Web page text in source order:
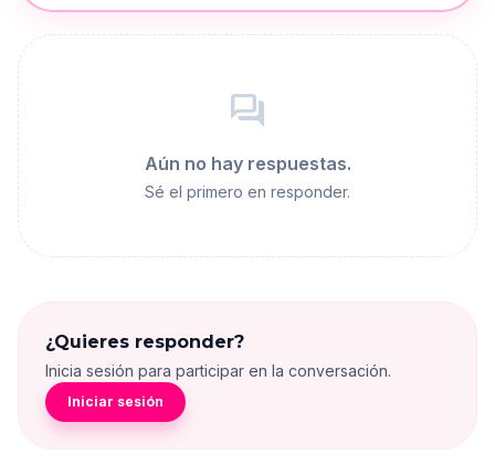
forum
Aún no hay respuestas.
Sé el primero en responder.
¿Quieres responder?
Inicia sesión para participar en la conversación.
Iniciar sesión